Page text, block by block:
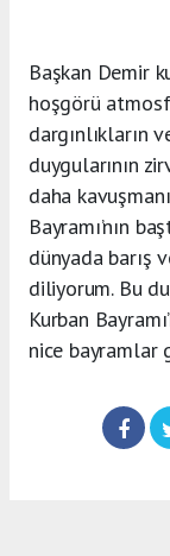
Başkan Demir
hoşgörü
dargınlıkların
duygularının
daha
Bayramı’nın
dünyada barış
diliyorum. Bu
Kurban
nice bayramlar